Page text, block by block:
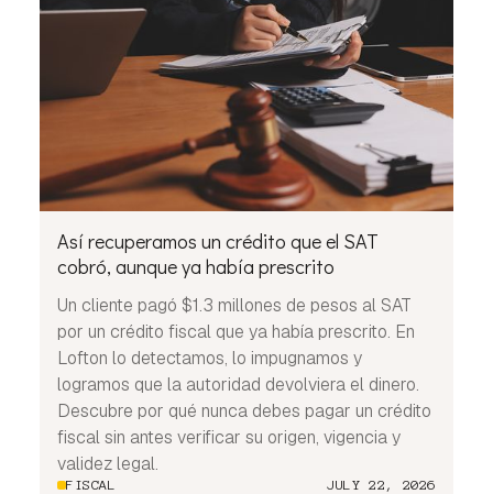
Así recuperamos un crédito que el SAT
cobró, aunque ya había prescrito
Un cliente pagó $1.3 millones de pesos al SAT
por un crédito fiscal que ya había prescrito. En
Lofton lo detectamos, lo impugnamos y
logramos que la autoridad devolviera el dinero.
Descubre por qué nunca debes pagar un crédito
fiscal sin antes verificar su origen, vigencia y
validez legal.
FISCAL JULY 22, 2026